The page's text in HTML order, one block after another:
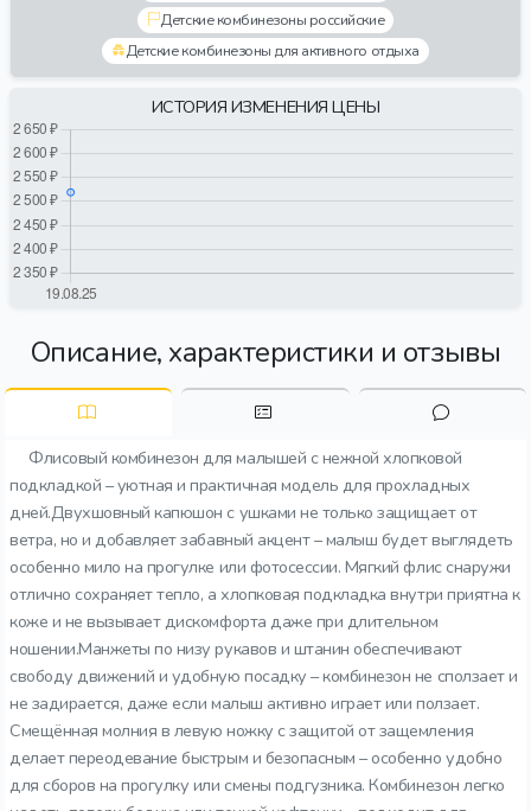
Детские комбинезоны российские
Детские комбинезоны для активного отдыха
ИСТОРИЯ ИЗМЕНЕНИЯ ЦЕНЫ
Описание, характеристики и отзывы
Флисовый комбинезон для малышей с нежной хлопковой
подкладкой – уютная и практичная модель для прохладных
дней.Двухшовный капюшон с ушками не только защищает от
ветра, но и добавляет забавный акцент – малыш будет выглядеть
особенно мило на прогулке или фотосессии. Мягкий флис снаружи
отлично сохраняет тепло, а хлопковая подкладка внутри приятна к
коже и не вызывает дискомфорта даже при длительном
ношении.Манжеты по низу рукавов и штанин обеспечивают
свободу движений и удобную посадку – комбинезон не сползает и
не задирается, даже если малыш активно играет или ползает.
Смещённая молния в левую ножку с защитой от защемления
делает переодевание быстрым и безопасным – особенно удобно
для сборов на прогулку или смены подгузника. Комбинезон легко